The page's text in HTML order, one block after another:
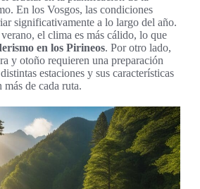
En los Vosgos, las condiciones
significativamente a lo largo del año.
el clima es más cálido, lo que
en los Pirineos. Por otro lado,
y otoño requieren una preparación
estaciones y sus características
de cada ruta.